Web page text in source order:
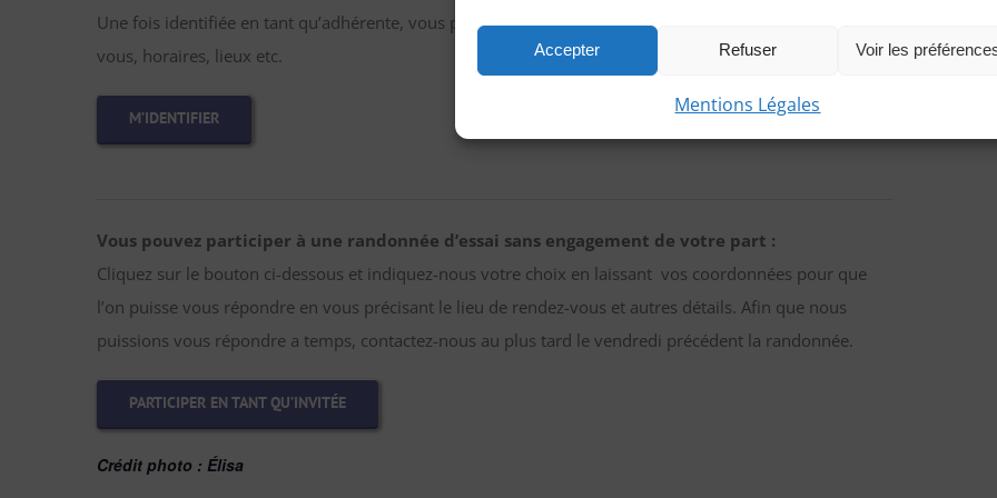
Accepter Refuser Voir les
Mentions Légales
Une fois identifiée en tant qu’adhérente, vous pourrez accéder ici à toutes les informations de rendez-
vous, horaires, lieux etc.
M’IDENTIFIER
Vous pouvez participer à une randonnée d’essai sans engagement de votre part :
Cliquez sur le bouton ci-dessous et indiquez-nous votre choix en laissant vos coordonnées pour que
l’on puisse vous répondre en vous précisant le lieu de rendez-vous et autres détails. Afin que nous
puissions vous répondre a temps, contactez-nous au plus tard le vendredi précédent la randonnée.
PARTICIPER EN TANT QU’INVITÉE
Crédit photo : Élisa